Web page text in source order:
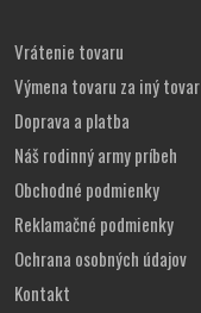
Vrátenie tovaru
Výmena tovaru za iný tovar
Doprava a platba
Náš rodinný army príbeh
Obchodné podmienky
Reklamačné podmienky
Ochrana osobných údajov
Kontakt